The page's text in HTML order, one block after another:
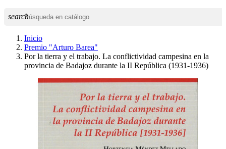
search
Inicio
Premio "Arturo Barea"
Por la tierra y el trabajo. La conflictividad campesina en la
provincia de Badajoz durante la II República (1931-1936)